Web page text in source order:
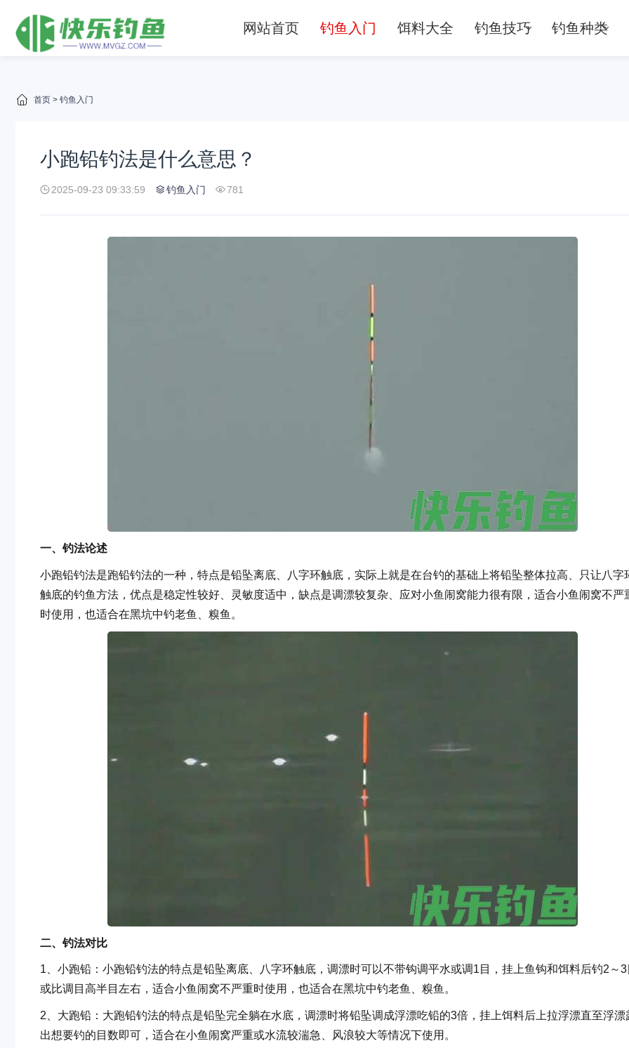
网站首页 钓鱼入门 饵料大全 钓鱼技巧 钓鱼种类
首页 > 钓鱼入门
小跑铅钓法是什么意思？
2025-09-23 09:33:59 钓鱼入门 781
一、钓法论述
小跑铅钓法是跑铅钓法的一种，特点是铅坠离底、八字环触底，实际上就是在台钓的基础上将铅坠整体拉高、只让八字
触底的钓鱼方法，优点是稳定性较好、灵敏度适中，缺点是调漂较复杂、应对小鱼闹窝能力很有限，适合小鱼闹窝不严
时使用，也适合在黑坑中钓老鱼、糗鱼。
二、钓法对比
1、小跑铅：小跑铅钓法的特点是铅坠离底、八字环触底，调漂时可以不带钩调平水或调1目，挂上鱼钩和饵料后钓2～3
或比调目高半目左右，适合小鱼闹窝不严重时使用，也适合在黑坑中钓老鱼、糗鱼。
2、大跑铅：大跑铅钓法的特点是铅坠完全躺在水底，调漂时将铅坠调成浮漂吃铅的3倍，挂上饵料后上拉浮漂直至浮漂
出想要钓的目数即可，适合在小鱼闹窝严重或水流较湍急、风浪较大等情况下使用。